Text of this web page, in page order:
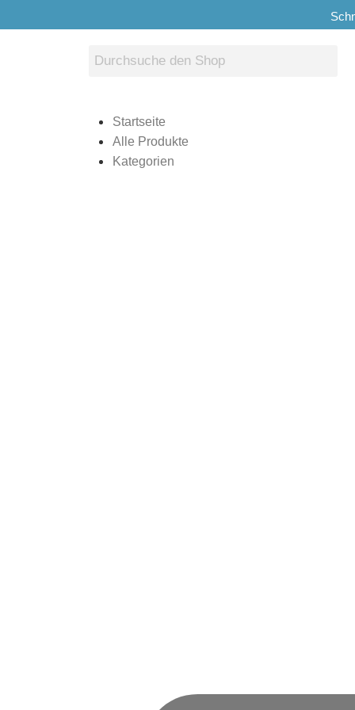
Startseite
Alle Produkte
Kategorien